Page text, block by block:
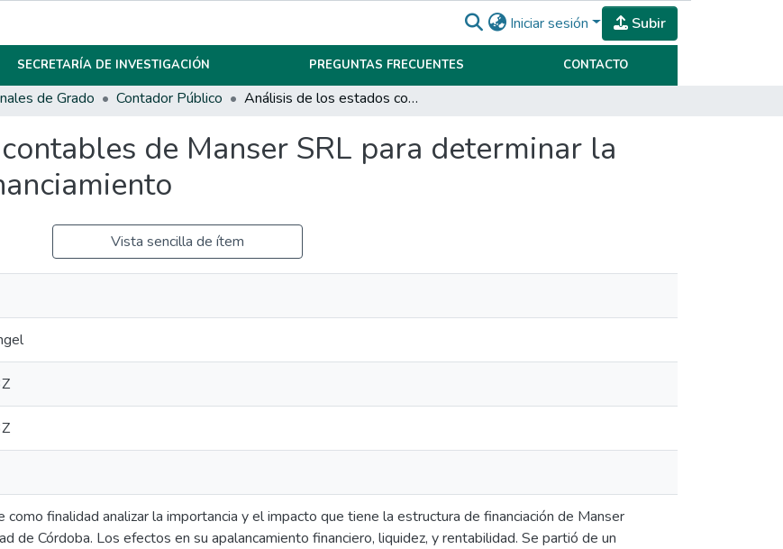
Iniciar sesión Subir
SECRETARÍA DE INVESTIGACIÓN PREGUNTAS FRECUENTES CONTACTO
de Grado Contador Público Análisis de los estados contables de Manser SRL para determinar la estructura optima de financiamiento
de Manser SRL para determinar la
Vista sencilla de ítem
finalidad analizar la importancia y el impacto que tiene la estructura de financiación de Manser
de Córdoba. Los efectos en su apalancamiento financiero, liquidez, y rentabilidad. Se partió de un